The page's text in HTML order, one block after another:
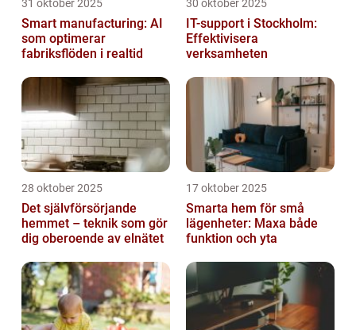
31 oktober 2025
Smart manufacturing: AI
som optimerar
fabriksflöden i realtid
30 oktober 2025
IT-support i Stockholm:
Effektivisera
verksamheten
28 oktober 2025
Det självförsörjande
hemmet – teknik som gör
dig oberoende av elnätet
17 oktober 2025
Smarta hem för små
lägenheter: Maxa både
funktion och yta